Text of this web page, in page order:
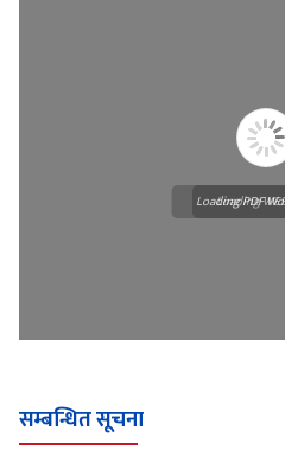
Loading
Loading PDF
सम्बन्धित सूचना